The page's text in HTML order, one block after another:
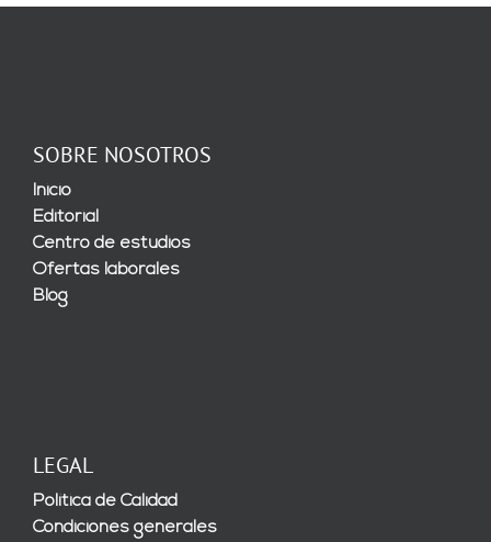
SOBRE NOSOTROS
Inicio
Editorial
Centro de estudios
Ofertas laborales
Blog
LEGAL
Política de Calidad
Condiciones generales